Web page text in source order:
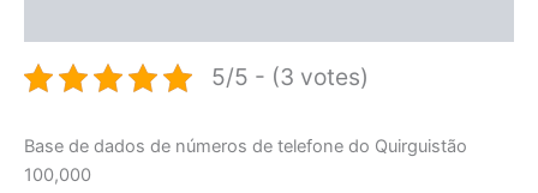
5/5 - (3 votes)
Base de dados de números de telefone do Quirguistão
100,000